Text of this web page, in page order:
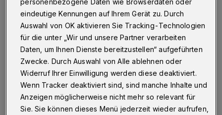
Die Wuppertaler FDP fordert in einem Antrag zum am
24. Februar 2015 tagenden Ausschuss für Sicherheit,
Sauberkeit und Ordnung, den Standort des
Einwohnermeldeamtes zu überprüfen.
11.02.2015 , 21:55 Uhr Eine Minute Lesezeit
eindeutige Kennungen auf Ihrem Gerät zu. Durch
Auswahl von OK aktivieren Sie Tracking-Technologien
für die unter „Wir und unsere Partner verarbeiten
Daten, um Ihnen Dienste bereitzustellen“ aufgeführten
Zwecke. Durch Auswahl von Alle ablehnen oder
Widerruf Ihrer Einwilligung werden diese deaktiviert.
Wenn Tracker deaktiviert sind, sind manche Inhalte und
Anzeigen möglicherweise nicht mehr so relevant für
Sie. Sie können dieses Menü jederzeit wieder aufrufen,